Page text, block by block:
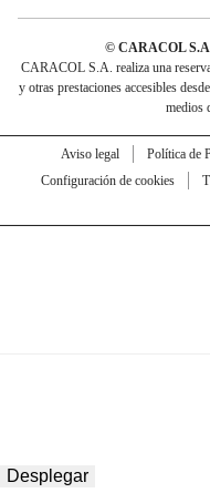
© CARACOL S.A.
CARACOL S.A. realiza una
y otras prestaciones accesibles
medios
Aviso legal Política de
Configuración de cookies
Desplegar